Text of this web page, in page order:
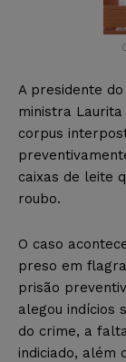
A presidente
ministra Laurita
corpus
caixas de leite
roubo.
O caso
preso em
prisão
alegou indícios
do crime, a
indiciado, além